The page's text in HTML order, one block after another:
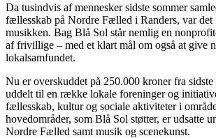
Da tusindvis af mennesker sidste sommer
fællesskab på Nordre Fælled i Randers, var
musikken. Bag Blå Sol står nemlig en
af frivillige – med et klart mål om også at give
lokalsamfundet.
Nu er overskuddet på 250.000 kroner fra
uddelt til en række lokale foreninger og
fællesskab, kultur og sociale aktiviteter i
hovedområder, som Blå Sol støtter, er udsatte
Nordre Fælled samt musik og scenekunst.